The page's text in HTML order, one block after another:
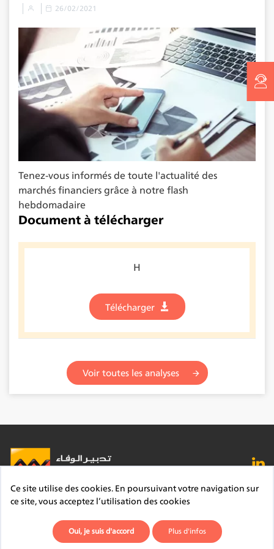
26/02/2021
Tenez-vous informés de toute l'actualité des
marchés financiers grâce à notre flash
hebdomadaire
Document à télécharger
H
Télécharger
Voir toutes les analyses
FAQ Lexique Contact
Mentions légales
Site du Groupe
Plan du site Déontologie
Ce site utilise des cookies. En poursuivant votre navigation sur
ce site, vous acceptez l’utilisation des cookies
Oui, je suis d'accord Plus d'infos